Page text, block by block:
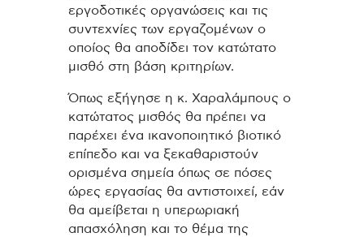
εργοδοτικές οργανώσεις και τις
συντεχνίες των εργαζομένων ο
οποίος θα αποδίδει τον κατώτατο
μισθό στη βάση κριτηρίων.
Όπως εξήγησε η κ. Χαραλάμπους ο
κατώτατος μισθός θα πρέπει να
παρέχει ένα ικανοποιητικό βιοτικό
επίπεδο και να ξεκαθαριστούν
ορισμένα σημεία όπως σε πόσες
ώρες εργασίας θα αντιστοιχεί, εάν
θα αμείβεται η υπερωριακή
απασχόληση και το θέμα της